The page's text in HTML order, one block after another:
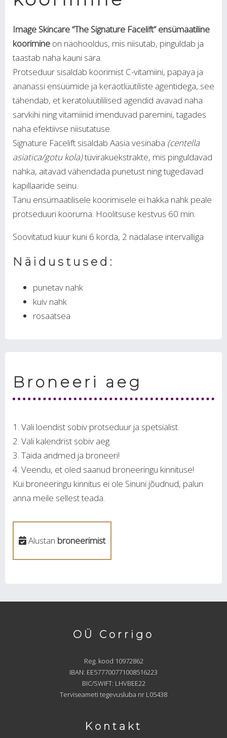
Image Skincare “The Signature Facelift” ensümaatiline
koorimine on näohooldus, mis niisutab, pinguldab ja
taastab naha kauni sära.
Protseduur sisaldab koorimist C-vitamiini, papaya ja
ananassi ensüümide ja keraotlüütiliste agentidega, see
tähendab, et keratolüütililised agendid avavad naha
sarvkihi ning vitamiinid imenduvad paremini, tagades
naha efektiivse niisutatuse.
Signature Facelift sisaldab Aasia vesinaba (centella
asiatica/gotu kola)tüvirakuekstrakte, mis pinguldavad
nahka, aitavad vähendada punetust ning tugedavad
kapillaaride seinu.
Tänu ensümaatilisele koorimisele ei hakka nahk peale
protseduuri kooruma. Hoolitsuse kestvus 60 min.
Soovitatud kuur kuni 6 korda, 2 nädalase intervalliga
Näidustused:
punetav nahk
kuiv nahk
rosaatsea
Broneeri aeg
Vali loendist sobiv protseduur ja spetsialist.
Vali kalendrist sobiv aeg.
Täida andmed ja broneeri!
Veendu, et oled saanud broneeringu kinnituse!
Kui broneeringu kinnitus ei ole Sinuni jõudnud, palun
anna meile sellest teada.
Alustan broneerimist
OÜ Corrigo
Reg. kood 10972862
IBAN: EE577700771008516223
BIC/SWIFT: LHVBEE22
Terviseameti tegevusluba nr L05438
Kontakt